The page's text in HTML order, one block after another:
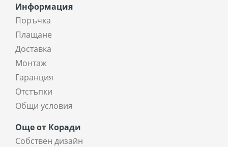
Информация
Поръчка
Плащане
Доставка
Монтаж
Гаранция
Отстъпки
Общи условия
Още от Коради
Собствен дизайн